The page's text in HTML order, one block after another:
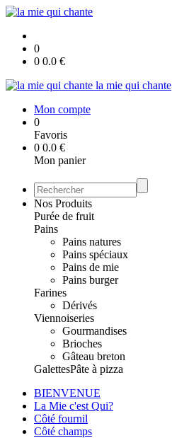
0
0 0.0 €
la mie qui chante
Mon compte
0
Favoris
0 0.0 €
Mon panier
Nos Produits
Purée de fruit
Pains
Pains natures
Pains spéciaux
Pains de mie
Pains burger
Farines
Dérivés
Viennoiseries
Gourmandises
Brioches
Gâteau breton
GalettesPâte à pizza
BIENVENUE
La Mie c'est Qui?
Côté fournil
Côté champs